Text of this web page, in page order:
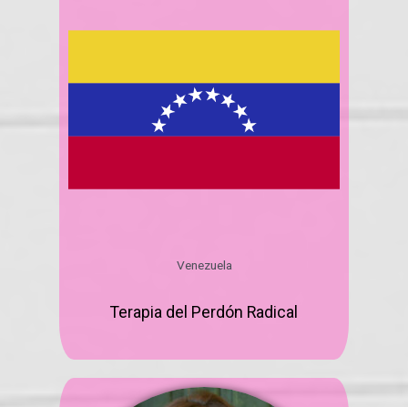
Venezuela
Terapia del Perdón Radical